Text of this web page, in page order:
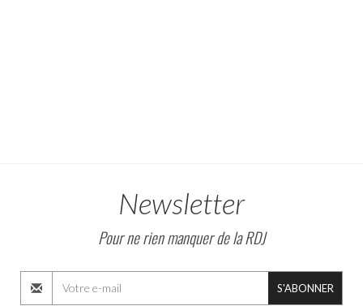
Newsletter
Pour ne rien manquer de la RDJ
S'ABONNER